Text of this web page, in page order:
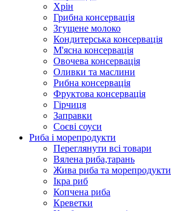
Хрін
Грибна консервація
Згущене молоко
Кондитерська консервація
М'ясна консервація
Овочева консервація
Оливки та маслини
Рибна консервація
Фруктова консервація
Гірчиця
Заправки
Соєві соуси
Риба і морепродукти
Переглянути всі товари
Вялена риба,тарань
Жива риба та морепродукти
Ікра риб
Копчена риба
Крeветки